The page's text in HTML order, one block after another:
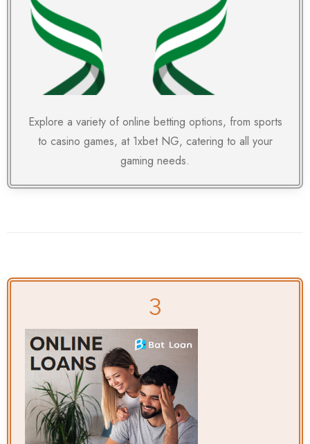
Explore a variety of online betting options, from sports
to casino games, at 1xbet NG, catering to all your
gaming needs.